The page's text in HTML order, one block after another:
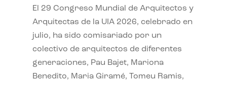
El 29 Congreso Mundial de Arquitectos y
Arquitectas de la UIA 2026, celebrado en
julio, ha sido comisariado por un
colectivo de arquitectos de diferentes
generaciones, Pau Bajet, Mariona
Benedito, Maria Giramé, Tomeu Ramis,